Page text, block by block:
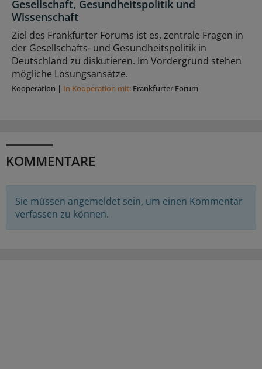
Gesellschaft, Gesundheitspolitik und
Wissenschaft
Ziel des Frankfurter Forums ist es, zentrale Fragen in
der Gesellschafts- und Gesundheitspolitik in
Deutschland zu diskutieren. Im Vordergrund stehen
mögliche Lösungsansätze.
Kooperation | In Kooperation mit: Frankfurter Forum
KOMMENTARE
Sie müssen angemeldet sein, um einen Kommentar
verfassen zu können.